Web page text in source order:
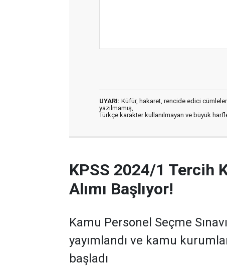
UYARI: Küfür, hakaret, rencide edici
yazılmamış,
Türkçe karakter kullanılmayan ve büyük
KPSS 2024/1 Tercih
Alımı Başlıyor!
Kamu Personel Seçme
yayımlandı ve kamu
başladı